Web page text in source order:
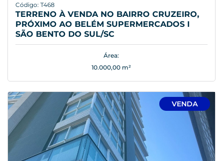
Código: T468
TERRENO À VENDA NO BAIRRO CRUZEIRO,
PRÓXIMO AO BELÉM SUPERMERCADOS I
SÃO BENTO DO SUL/SC
Área:
10.000,00 m²
VENDA